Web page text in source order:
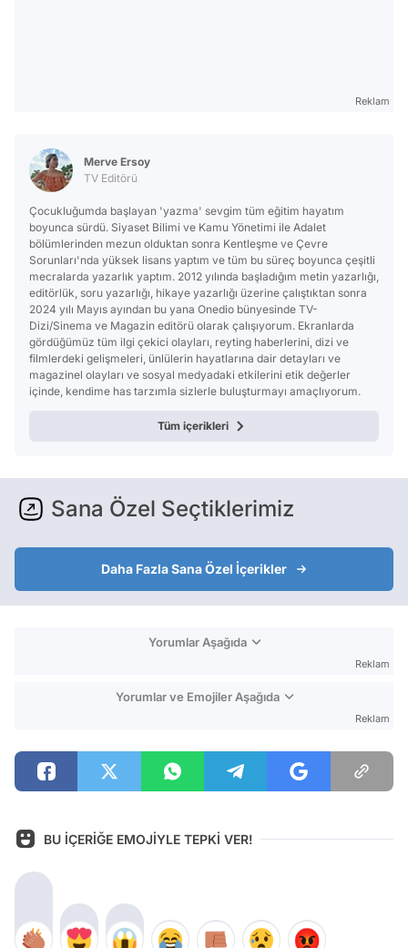
Reklam
Merve Ersoy
TV Editörü
Çocukluğumda başlayan 'yazma' sevgim tüm eğitim hayatım
boyunca sürdü. Siyaset Bilimi ve Kamu Yönetimi ile Adalet
bölümlerinden mezun olduktan sonra Kentleşme ve Çevre
Sorunları'nda yüksek lisans yaptım ve tüm bu süreç boyunca çeşitli
mecralarda yazarlık yaptım. 2012 yılında başladığım metin yazarlığı,
editörlük, soru yazarlığı, hikaye yazarlığı üzerine çalıştıktan sonra
2024 yılı Mayıs ayından bu yana Onedio bünyesinde TV-
Dizi/Sinema ve Magazin editörü olarak çalışıyorum. Ekranlarda
gördüğümüz tüm ilgi çekici olayları, reyting haberlerini, dizi ve
filmlerdeki gelişmeleri, ünlülerin hayatlarına dair detayları ve
magazinel olayları ve sosyal medyadaki etkilerini etik değerler
içinde, kendime has tarzımla sizlerle buluşturmayı amaçlıyorum.
Tüm içerikleri
Sana Özel Seçtiklerimiz
Daha Fazla Sana Özel İçerikler
Yorumlar Aşağıda
Reklam
Yorumlar ve Emojiler Aşağıda
Reklam
BU İÇERİĞE EMOJİYLE TEPKİ VER!